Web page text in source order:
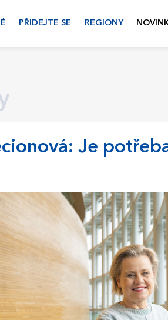
PŘIDEJTE SE REGIONY
Je